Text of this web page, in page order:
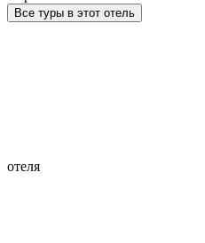
Все туры в этот отель
отеля